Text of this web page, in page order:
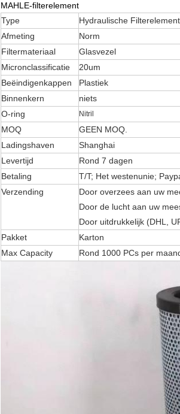
MAHLE-filterelement
Type
Hydraulische Filterelement
Afmeting
Norm
Filtermateriaal
Glasvezel
Micronclassificatie
20um
Beëindigenkappen
Plastiek
Binnenkern
niets
O-ring
Nitril
MOQ
GEEN MOQ.
Ladingshaven
Shanghai
Levertijd
Rond 7 dagen
Betaling
T/T; Het westenunie;
Verzending
Door overzees aan uw
Door de lucht aan uw
Door uitdrukkelijk (DHL,
Pakket
Karton
Max Capacity
Rond 1000 PCs per